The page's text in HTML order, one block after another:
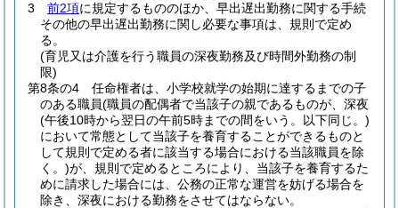
3
前2項に規定するもののほか、早出遅出勤務に関する手続
その他の早出遅出勤務に関し必要な事項は、規則で定め
る。
(育児又は介護を行う職員の深夜勤務及び時間外勤務の制
限)
第8条の4
任命権者は、小学校就学の始期に達するまでの子
のある職員(職員の配偶者で当該子の親であるものが、深夜
(午後10時から翌日の午前5時までの間をいう。以下同じ。)
において常態として当該子を養育することができるものと
して規則で定める者に該当する場合における当該職員を除
く。)が、規則で定めるところにより、当該子を養育するた
めに請求した場合には、公務の正常な運営を妨げる場合を
除き、深夜における勤務をさせてはならない。